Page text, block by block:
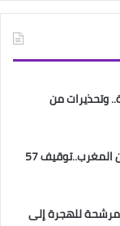
وتحذيرات من
إسبانيا تفكك شبكة دولية لتهريب “الحشيش” من المغرب..توقيف 57
مرشحة للهجرة إلى